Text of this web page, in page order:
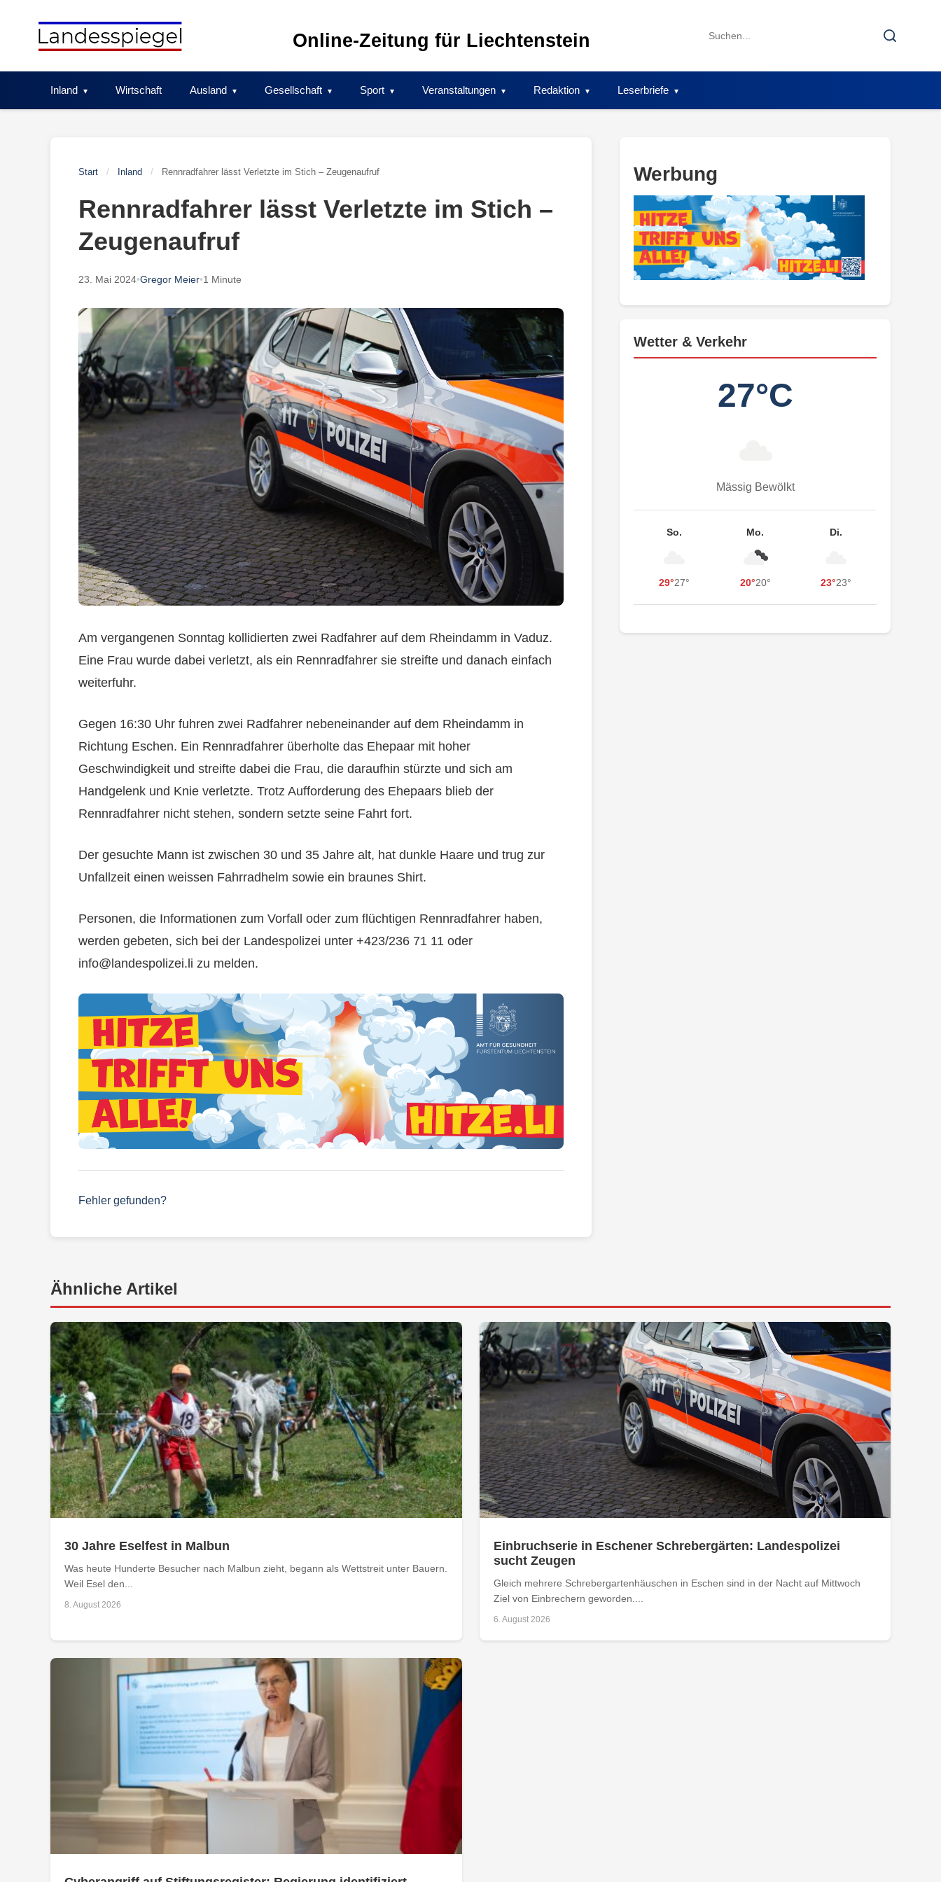
Online-Zeitung für Liechtenstein
Search
Search
Inland Wirtschaft Ausland Gesellschaft Sport Veranstaltungen Redaktion Leserbriefe
Start / Inland / Rennradfahrer lässt Verletzte im Stich – Zeugenaufruf
Rennradfahrer lässt Verletzte im Stich –
Zeugenaufruf
23. Mai 2024•Gregor Meier•1 Minute
Am vergangenen Sonntag kollidierten zwei Radfahrer auf dem Rheindamm in Vaduz.
Eine Frau wurde dabei verletzt, als ein Rennradfahrer sie streifte und danach einfach
weiterfuhr.
Gegen 16:30 Uhr fuhren zwei Radfahrer nebeneinander auf dem Rheindamm in
Richtung Eschen. Ein Rennradfahrer überholte das Ehepaar mit hoher
Geschwindigkeit und streifte dabei die Frau, die daraufhin stürzte und sich am
Handgelenk und Knie verletzte. Trotz Aufforderung des Ehepaars blieb der
Rennradfahrer nicht stehen, sondern setzte seine Fahrt fort.
Der gesuchte Mann ist zwischen 30 und 35 Jahre alt, hat dunkle Haare und trug zur
Unfallzeit einen weissen Fahrradhelm sowie ein braunes Shirt.
Personen, die Informationen zum Vorfall oder zum flüchtigen Rennradfahrer haben,
werden gebeten, sich bei der Landespolizei unter +423/236 71 11 oder
info@landespolizei.li zu melden.
Fehler gefunden?
Werbung
Wetter & Verkehr
27°C
Mässig Bewölkt
So.
29°27°
Mo.
20°20°
Di.
23°23°
Ähnliche Artikel
30 Jahre Eselfest in Malbun
Was heute Hunderte Besucher nach Malbun zieht, begann als Wettstreit unter Bauern.
Weil Esel den...
8. August 2026
Einbruchserie in Eschener Schrebergärten: Landespolizei
sucht Zeugen
Gleich mehrere Schrebergartenhäuschen in Eschen sind in der Nacht auf Mittwoch
Ziel von Einbrechern geworden....
6. August 2026